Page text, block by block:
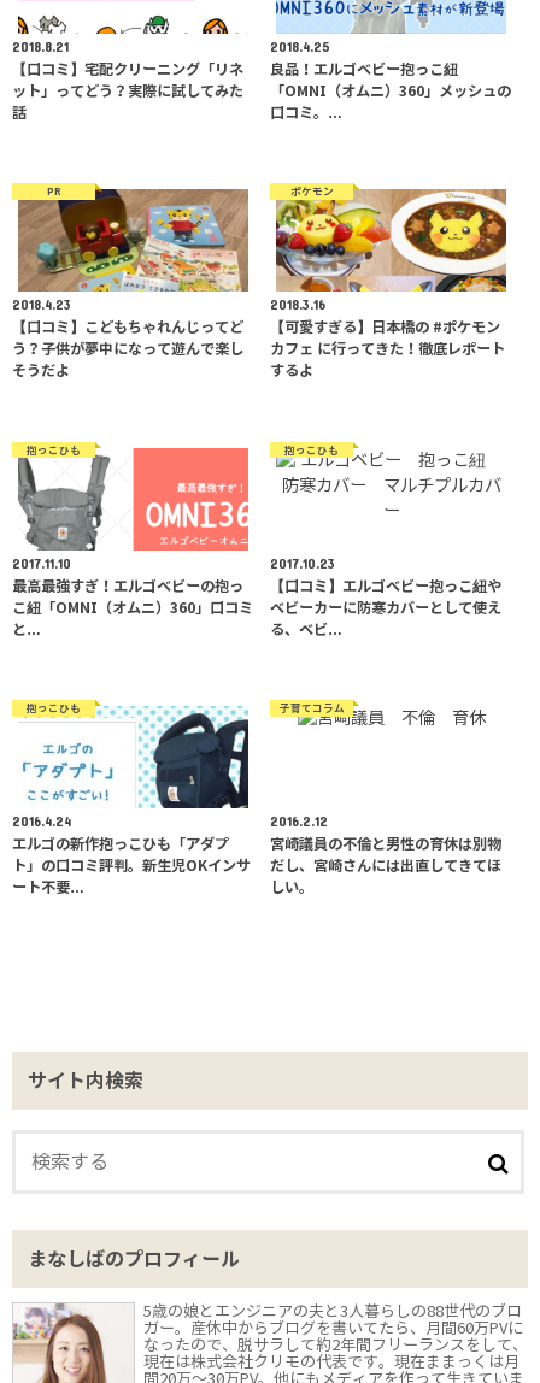
2018.8.21
【口コミ】宅配クリーニング「リネ
ット」ってどう？実際に試してみた
話
2018.4.25
良品！エルゴベビー抱っこ紐
「OMNI（オムニ）360」メッシュの
口コミ。…
PR
2018.4.23
【口コミ】こどもちゃれんじってど
う？子供が夢中になって遊んで楽し
そうだよ
ポケモン
2018.3.16
【可愛すぎる】日本橋の #ポケモン
カフェ に行ってきた！徹底レポート
するよ
抱っこひも
2017.11.10
最高最強すぎ！エルゴベビーの抱っ
こ紐「OMNI（オムニ）360」口コミ
と…
抱っこひも
2017.10.23
【口コミ】エルゴベビー抱っこ紐や
ベビーカーに防寒カバーとして使え
る、ベビ…
抱っこひも
2016.4.24
エルゴの新作抱っこひも「アダプ
ト」の口コミ評判。新生児OKインサ
ート不要…
子育てコラム
2016.2.12
宮崎議員の不倫と男性の育休は別物
だし、宮崎さんには出直してきてほ
しい。
サイト内検索
まなしばのプロフィール
5歳の娘とエンジニアの夫と3人暮らしの88世代のブロ
ガー。産休中からブログを書いてたら、月間60万PVに
なったので、脱サラして約2年間フリーランスをして、
現在は株式会社クリモの代表です。現在ままっくは月
間20万〜30万PV。他にもメディアを作って生きていま